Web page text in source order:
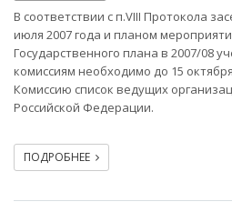
В соответствии с п.VIII Протокола
июля 2007 года и планом
Государственного плана в 2007/08
комиссиям необходимо до 15
Комиссию список ведущих
Российской Федерации.
ПОДРОБНЕЕ